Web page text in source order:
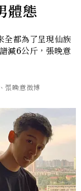
體態
全都為了呈現仙族
減6公斤，張晚意
晚意微博